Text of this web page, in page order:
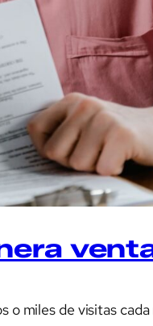
o miles de visitas cada